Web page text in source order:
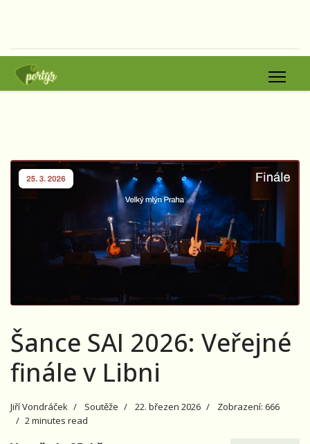
Šance SAI 2026: Veřejné
finále v Libni
Jiří Vondráček Soutěže 22. březen 2026
Zobrazení: 666
2 minutes read